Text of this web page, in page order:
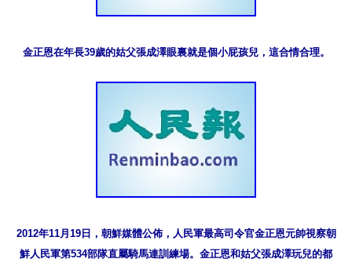
金正恩在年長39歲的姑父張成澤眼裏就是個小屁孩兒，這合情合理。
2012年11月19日，朝鮮媒體公佈，人民軍最高司令官金正恩元帥視察朝
鮮人民軍第534部隊直屬騎馬連訓練場。金正恩和姑父張成澤玩兒的都